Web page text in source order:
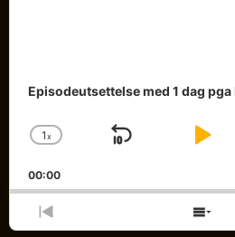
Episodeutsettelse med 1 dag
Change
Rate
1x
Skip
Play
00:00
Previous